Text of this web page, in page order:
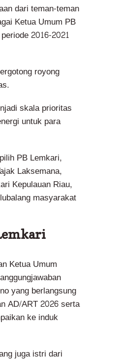
dari teman-teman
Ketua Umum PB
2016-2021
royong
skala prioritas
untuk para
PB Lemkari,
Laksemana,
Kepulauan Riau,
masyarakat
Ketua Umum
yang berlangsung
AD/ART 2026 serta
ke induk
juga istri dari